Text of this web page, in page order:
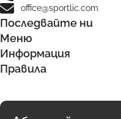
office@sportlic.com
Последвайте ни
Меню
Информация
Правила